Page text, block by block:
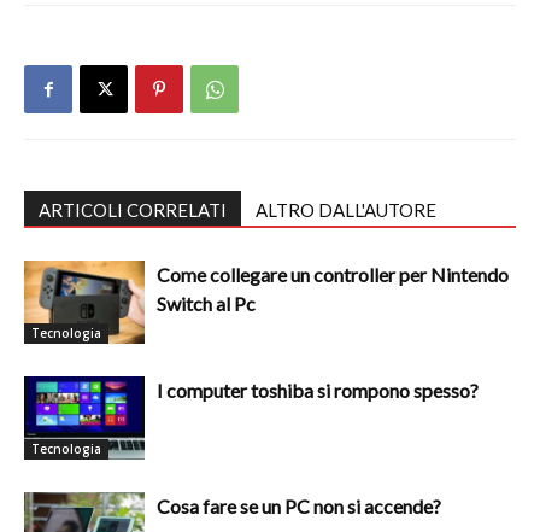
ARTICOLI CORRELATI ALTRO DALL'AUTORE
Tecnologia
Come collegare un controller per Nintendo
Switch al Pc
Tecnologia
I computer toshiba si rompono spesso?
Cosa fare se un PC non si accende?